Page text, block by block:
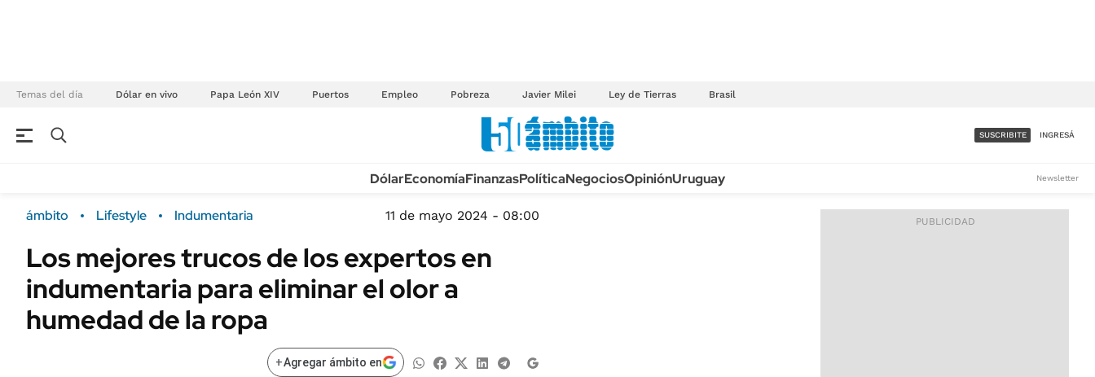
Temas del día Dólar en vivo Papa León XIV Puertos Empleo Pobreza Javier Milei Ley de Tierras Brasil
Campo
FINANZAS
Dólar
Sustentabilidad
POLÍTICA
TECNOLOGÍA
MÉXICO
MUNDO
INFORMACIÓN GENERAL
ACCESO FULL - $1.800/MES
SUSCRIBITE INGRESÁ
DólarEconomíaFinanzasPolíticaNegociosOpiniónUruguay Newsletter
ámbito Lifestyle Indumentaria 11 de mayo 2024 - 08:00
Los mejores trucos de los expertos en
indumentaria para eliminar el olor a
humedad de la ropa
+Agregar ámbito en